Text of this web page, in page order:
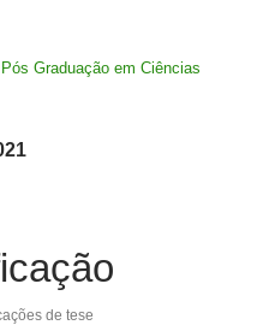
Graduação em Ciências
de tese